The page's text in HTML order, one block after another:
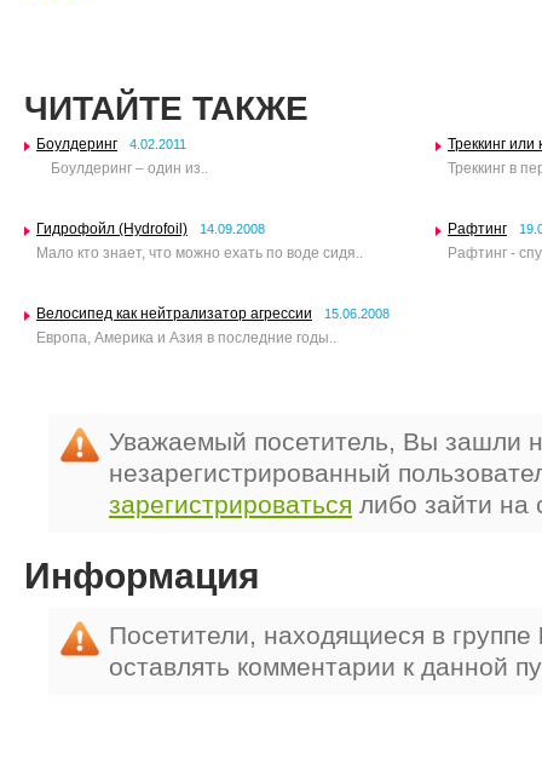
ЧИТАЙТЕ ТАКЖЕ
Боулдеринг 4.02.2011
Боулдеринг – один из..
Треккинг
Треккинг в
Гидрофойл (Hydrofoil) 14.09.2008
Мало кто знает, что можно ехать по воде сидя..
Рафтинг
Рафтинг -
Велосипед как нейтрализатор агрессии 15.06.2008
Европа, Америка и Азия в последние годы..
Уважаемый посетитель, Вы зашли
незарегистрированный
зарегистрироваться либо зайти на
Информация
Посетители, находящиеся в группе
оставлять комментарии к данной